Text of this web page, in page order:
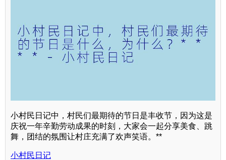
小村民日记中，村民们最期待的节日是丰收节，因为这是
庆祝一年辛勤劳动成果的时刻，大家会一起分享美食、跳
舞，团结的氛围让村庄充满了欢声笑语。**
小村民日记